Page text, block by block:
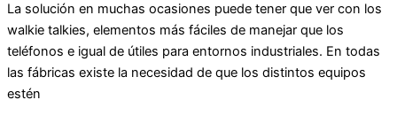
La solución en muchas ocasiones puede tener que ver con los
walkie talkies, elementos más fáciles de manejar que los
teléfonos e igual de útiles para entornos industriales. En todas
las fábricas existe la necesidad de que los distintos equipos
estén